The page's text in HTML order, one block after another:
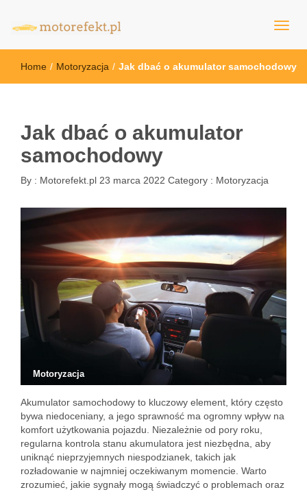
motorefekt.pl
Home / Motoryzacja / Jak dbać o akumulator samochodowy
Jak dbać o akumulator
samochodowy
By : Motorefekt.pl 23 marca 2022 Category : Motoryzacja
Motoryzacja
Akumulator samochodowy to kluczowy element, który często
bywa niedoceniany, a jego sprawność ma ogromny wpływ na
komfort użytkowania pojazdu. Niezależnie od pory roku,
regularna kontrola stanu akumulatora jest niezbędna, aby
uniknąć nieprzyjemnych niespodzianek, takich jak
rozładowanie w najmniej oczekiwanym momencie. Warto
zrozumieć, jakie sygnały mogą świadczyć o problemach oraz